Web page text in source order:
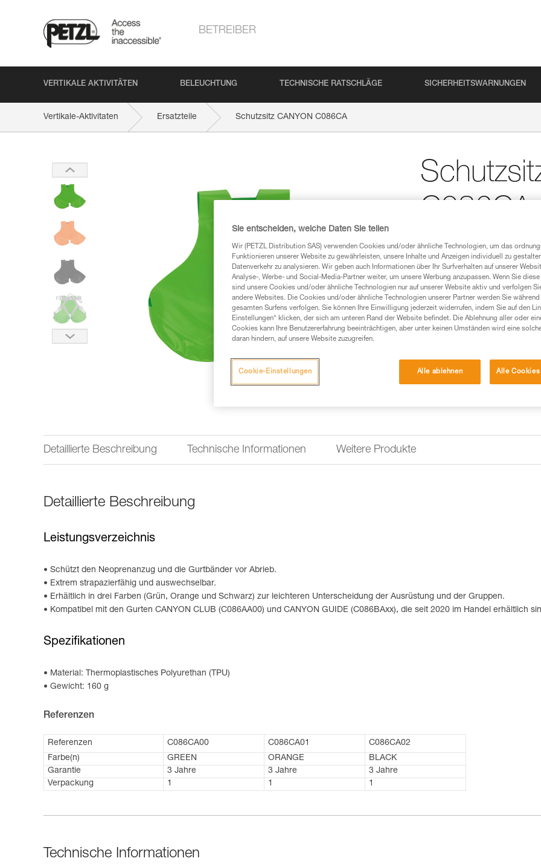
BETREIBER
VERTIKALE AKTIVITÄTEN BELEUCHTUNG TECHNISCHE RATSCHLÄGE SICHERHEITSWARNUNGEN
Vertikale-Aktivitaten Ersatzteile Schutzsitz CANYON C086CA
Schutzsitz für die
Der Schutzsitz ist für die Gurte
robust, auswechselbar und
Er ist in drei Farben erhältlich
Gruppen.
Einen Händler finden
Detaillierte Beschreibung Technische Informationen Weitere Produkte
Detaillierte Beschreibung
Leistungsverzeichnis
Schützt den Neoprenanzug und die Gurtbänder vor Abrieb.
Extrem strapazierfähig und auswechselbar.
Erhältlich in drei Farben (Grün, Orange und Schwarz) zur leichteren Unterscheidung der Ausrüstung und der Gruppen.
Kompatibel mit den Gurten CANYON CLUB (C086AA00) und CANYON GUIDE (C086BAxx), die seit 2020 im Handel erhältlich
Spezifikationen
Material: Thermoplastisches Polyurethan (TPU)
Gewicht: 160 g
Referenzen
Referenzen C086CA00 C086CA01
C086CA02
Farbe(n)
GREEN ORANGE
BLACK
Garantie
3 Jahre 3 Jahre
3 Jahre
Verpackung
1 1 1
Technische Informationen
Sie entscheiden, welche Daten Sie teilen
Wir (PETZL Distribution SAS) verwenden Cookies und/oder ähnliche Technologien, um das
Funktionieren unserer Website zu gewährleisten, unsere Inhalte und Anzeigen individuell zu
Datenverkehr zu analysieren. Wir geben auch Informationen über Ihr Surfverhalten auf unserer
Analyse-, Werbe- und Social-Media-Partner weiter, um unsere Werbung anzupassen. Wenn Sie
sind unsere Cookies und/oder ähnliche Technologien nur auf unserer Website aktiv und verfolgen
andere Websites. Die Cookies und/oder ähnliche Technologien unserer Partner werden Sie während
gesamten Surfens verfolgen. Sie können Ihre Einwilligung jederzeit widerrufen, indem Sie auf den
Einstellungen“ klicken, der sich am unteren Rand der Website befindet. Die Ablehnung aller oder
Cookies kann Ihre Benutzererfahrung beeinträchtigen, aber unter keinen Umständen wird eine
daran hindern, auf unsere Website zuzugreifen.
Alle ablehnen Alle
Cookie-Einstellungen